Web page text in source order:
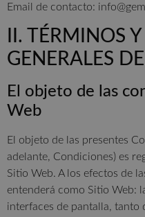
Email de contacto:
II. TÉRMINOS
GENERALES
El objeto de las
Web
El objeto de las presentes
adelante, Condiciones) es
Sitio Web. A los efectos de
entenderá como Sitio Web:
interfaces de pantalla, tanto